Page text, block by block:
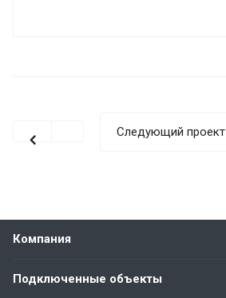
Следующий проект
Компания
Подключенные объекты